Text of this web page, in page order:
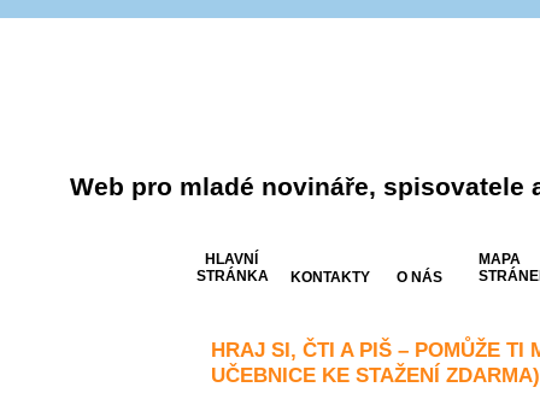
Web pro mladé novináře, spisovatele
HLAVNÍ
STRÁNKA
KONTAKTY O NÁS
MAPA
HRAJ SI, ČTI A PIŠ – POMŮŽE TI
UČEBNICE KE STAŽENÍ ZDARMA)